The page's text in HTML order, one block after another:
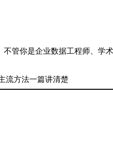
管你是企业数据工程师、学